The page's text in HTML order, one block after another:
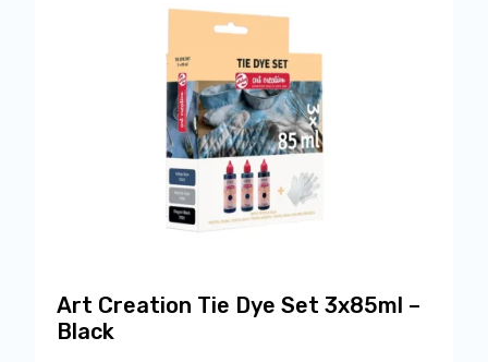
Art Creation Tie Dye Set 3x85ml –
Black